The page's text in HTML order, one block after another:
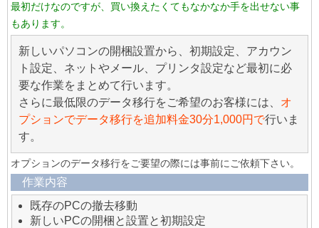
最初だけなのですが、買い換えたくてもなかなか手を出せない事
もあります。
新しいパソコンの開梱設置から、初期設定、アカウン
ト設定、ネットやメール、プリンタ設定など最初に必
要な作業をまとめて行います。
さらに最低限のデータ移行をご希望のお客様には、 オ
プションでデータ移行を追加料金30分1,000円で行いま
す。
オプションのデータ移行をご要望の際には事前にご依頼下さい。
作業内容
既存のPCの撤去移動
新しいPCの開梱と設置と初期設定